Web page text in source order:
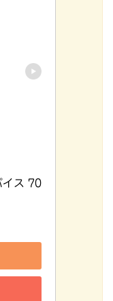
イス 70